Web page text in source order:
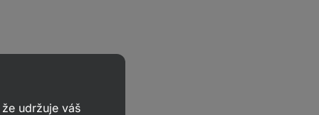
udržuje váš